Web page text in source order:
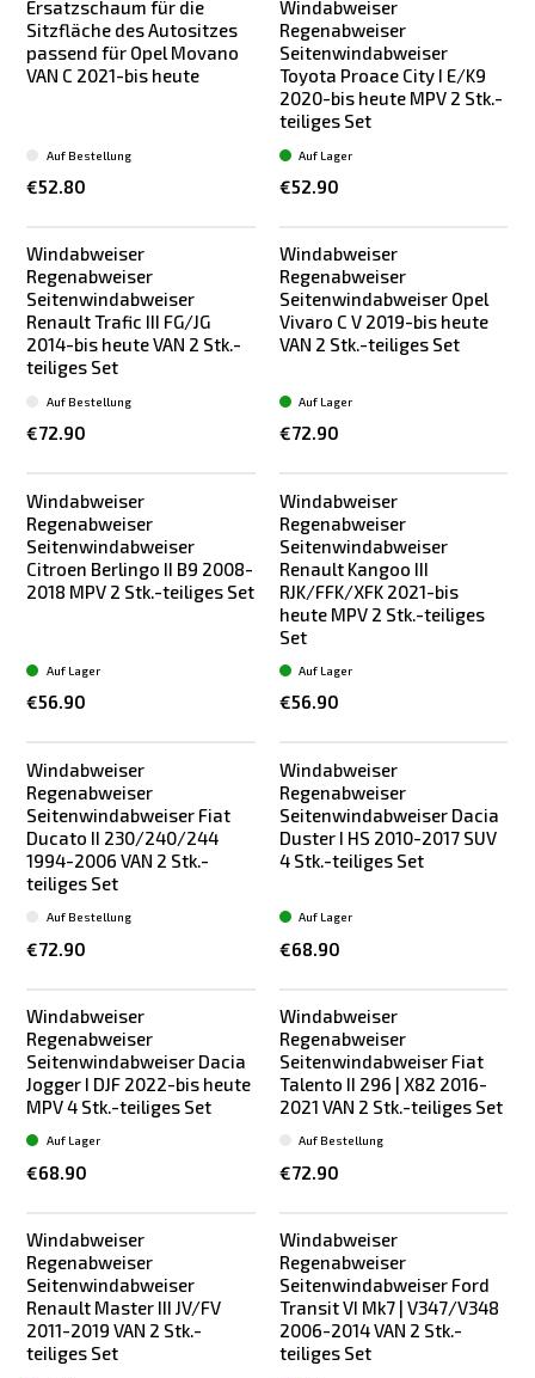
Ersatzschaum für die
Sitzfläche des Autositzes
passend für Opel Movano
VAN C 2021-bis heute
€52.80
Auf Bestellung
Windabweiser
Regenabweiser
Seitenwindabweiser
Toyota Proace City I E/K9
2020-bis heute MPV 2 Stk.-
teiliges Set
€52.90
Auf Lager
Windabweiser
Regenabweiser
Seitenwindabweiser
Renault Trafic III FG/JG
2014-bis heute VAN 2 Stk.-
teiliges Set
€72.90
Auf Bestellung
Windabweiser
Regenabweiser
Seitenwindabweiser Opel
Vivaro C V 2019-bis heute
VAN 2 Stk.-teiliges Set
€72.90
Auf Lager
Windabweiser
Regenabweiser
Seitenwindabweiser
Citroen Berlingo II B9 2008-
2018 MPV 2 Stk.-teiliges Set
€56.90
Auf Lager
Windabweiser
Regenabweiser
Seitenwindabweiser
Renault Kangoo III
RJK/FFK/XFK 2021-bis
heute MPV 2 Stk.-teiliges
Set
€56.90
Auf Lager
Windabweiser
Regenabweiser
Seitenwindabweiser Fiat
Ducato II 230/240/244
1994-2006 VAN 2 Stk.-
teiliges Set
€72.90
Auf Bestellung
Windabweiser
Regenabweiser
Seitenwindabweiser Dacia
Duster I HS 2010-2017 SUV
4 Stk.-teiliges Set
€68.90
Auf Lager
Windabweiser
Regenabweiser
Seitenwindabweiser Dacia
Jogger I DJF 2022-bis heute
MPV 4 Stk.-teiliges Set
€68.90
Auf Lager
Windabweiser
Regenabweiser
Seitenwindabweiser Fiat
Talento II 296 | X82 2016-
2021 VAN 2 Stk.-teiliges Set
€72.90
Auf Bestellung
Windabweiser
Regenabweiser
Seitenwindabweiser
Renault Master III JV/FV
2011-2019 VAN 2 Stk.-
teiliges Set
Windabweiser
Regenabweiser
Seitenwindabweiser Ford
Transit VI Mk7 | V347/V348
2006-2014 VAN 2 Stk.-
teiliges Set